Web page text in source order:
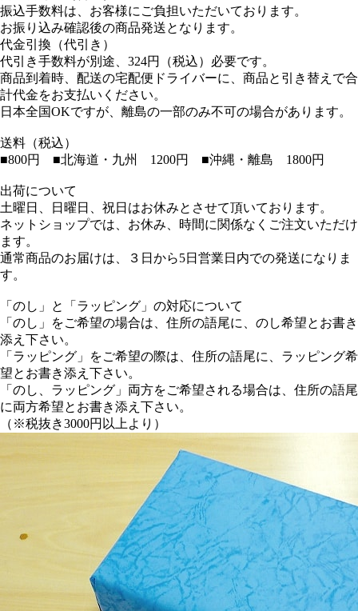
振込手数料は、お客様にご負担いただいております。
お振り込み確認後の商品発送となります。
代金引換（代引き）
代引き手数料が別途、324円（税込）必要です。
商品到着時、配送の宅配便ドライバーに、商品と引き替えで合
計代金をお支払いください。
日本全国OKですが、離島の一部のみ不可の場合があります。
送料（税込）
■800円 ■北海道・九州 1200円 ■沖縄・離島 1800円
出荷について
土曜日、日曜日、祝日はお休みとさせて頂いております。
ネットショップでは、お休み、時間に関係なくご注文いただけ
ます。
通常商品のお届けは、３日から5日営業日内での発送になりま
す。
「のし」と「ラッピング」の対応について
「のし」をご希望の場合は、住所の語尾に、のし希望とお書き
添え下さい。
「ラッピング」をご希望の際は、住所の語尾に、ラッピング希
望とお書き添え下さい。
「のし、ラッピング」両方をご希望される場合は、住所の語尾
に両方希望とお書き添え下さい。
（※税抜き3000円以上より）